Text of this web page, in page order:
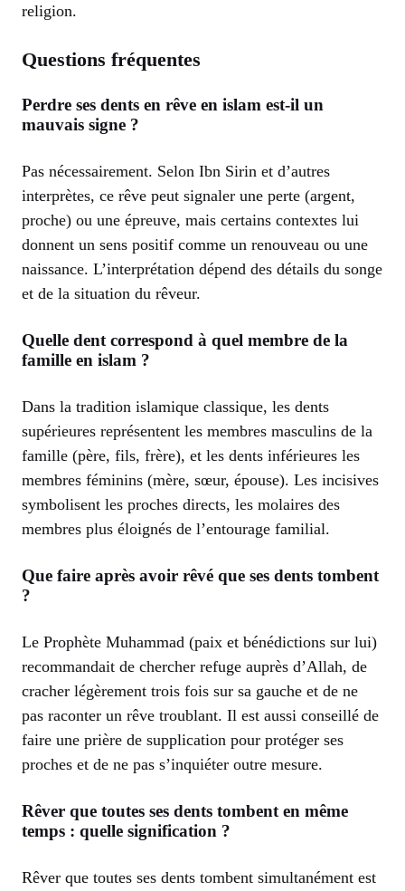
religion.
Questions fréquentes
Perdre ses dents en rêve en islam est-il un
mauvais signe ?
Pas nécessairement. Selon Ibn Sirin et d’autres
interprètes, ce rêve peut signaler une perte (argent,
proche) ou une épreuve, mais certains contextes lui
donnent un sens positif comme un renouveau ou une
naissance. L’interprétation dépend des détails du songe
et de la situation du rêveur.
Quelle dent correspond à quel membre de la
famille en islam ?
Dans la tradition islamique classique, les dents
supérieures représentent les membres masculins de la
famille (père, fils, frère), et les dents inférieures les
membres féminins (mère, sœur, épouse). Les incisives
symbolisent les proches directs, les molaires des
membres plus éloignés de l’entourage familial.
Que faire après avoir rêvé que ses dents tombent
?
Le Prophète Muhammad (paix et bénédictions sur lui)
recommandait de chercher refuge auprès d’Allah, de
cracher légèrement trois fois sur sa gauche et de ne
pas raconter un rêve troublant. Il est aussi conseillé de
faire une prière de supplication pour protéger ses
proches et de ne pas s’inquiéter outre mesure.
Rêver que toutes ses dents tombent en même
temps : quelle signification ?
Rêver que toutes ses dents tombent simultanément est